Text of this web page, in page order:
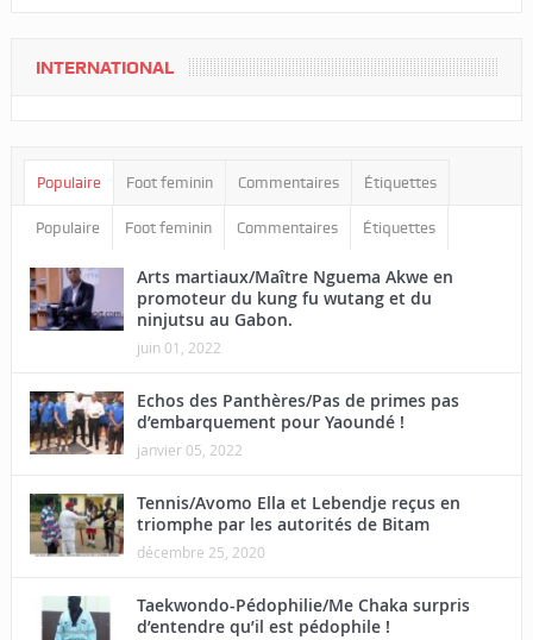
INTERNATIONAL
Populaire Foot feminin Commentaires Étiquettes
Populaire Foot feminin Commentaires Étiquettes
Arts martiaux/Maître Nguema Akwe en
promoteur du kung fu wutang et du
ninjutsu au Gabon.
juin 01, 2022
Echos des Panthères/Pas de primes pas
d’embarquement pour Yaoundé !
janvier 05, 2022
Tennis/Avomo Ella et Lebendje reçus en
triomphe par les autorités de Bitam
décembre 25, 2020
Taekwondo-Pédophilie/Me Chaka surpris
d’entendre qu’il est pédophile !